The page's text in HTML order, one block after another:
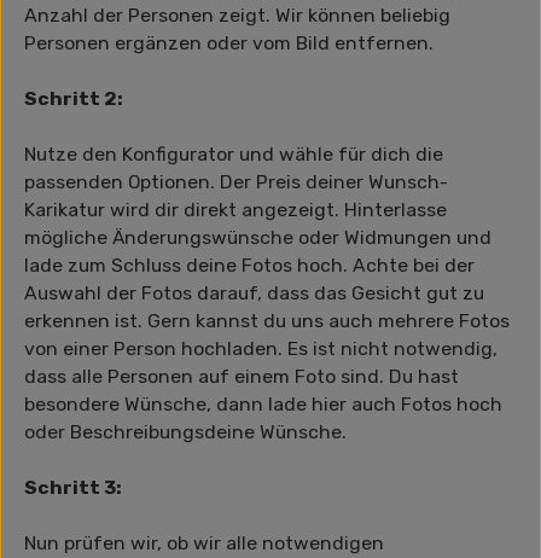
Anzahl der Personen zeigt. Wir können beliebig
Personen ergänzen oder vom Bild entfernen.
Schritt 2:
Nutze den Konfigurator und wähle für dich die
passenden Optionen. Der Preis deiner Wunsch-
Karikatur wird dir direkt angezeigt. Hinterlasse
mögliche Änderungswünsche oder Widmungen und
lade zum Schluss deine Fotos hoch. Achte bei der
Auswahl der Fotos darauf, dass das Gesicht gut zu
erkennen ist. Gern kannst du uns auch mehrere Fotos
von einer Person hochladen. Es ist nicht notwendig,
dass alle Personen auf einem Foto sind. Du hast
besondere Wünsche, dann lade hier auch Fotos hoch
oder Beschreibungsdeine Wünsche.
Schritt 3:
Nun prüfen wir, ob wir alle notwendigen